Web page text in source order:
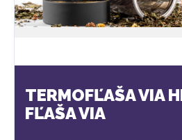
TERMOFĽAŠA VIA
FĽAŠA VIA